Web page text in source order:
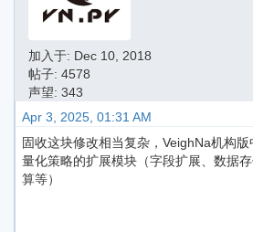
加入于: Dec 10, 2018
帖子: 4578
声望: 343
Apr 3, 2025, 01:31 AM
固收这块修改相当复杂，VeighNa机构
量化策略的扩展模块（字段扩展、数据
算等）